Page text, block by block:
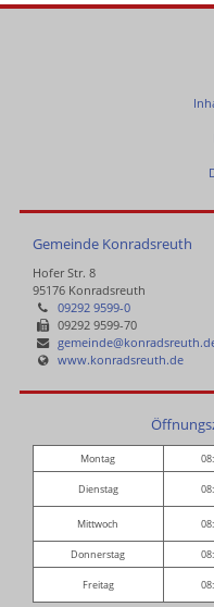
Gemeinde Konradsreuth
Hofer Str. 8
95176 Konradsreuth
09292 9599-0
09292 9599-70
www.konradsreuth.de
Montag
Dienstag
Mittwoch
Donnerstag
Freitag